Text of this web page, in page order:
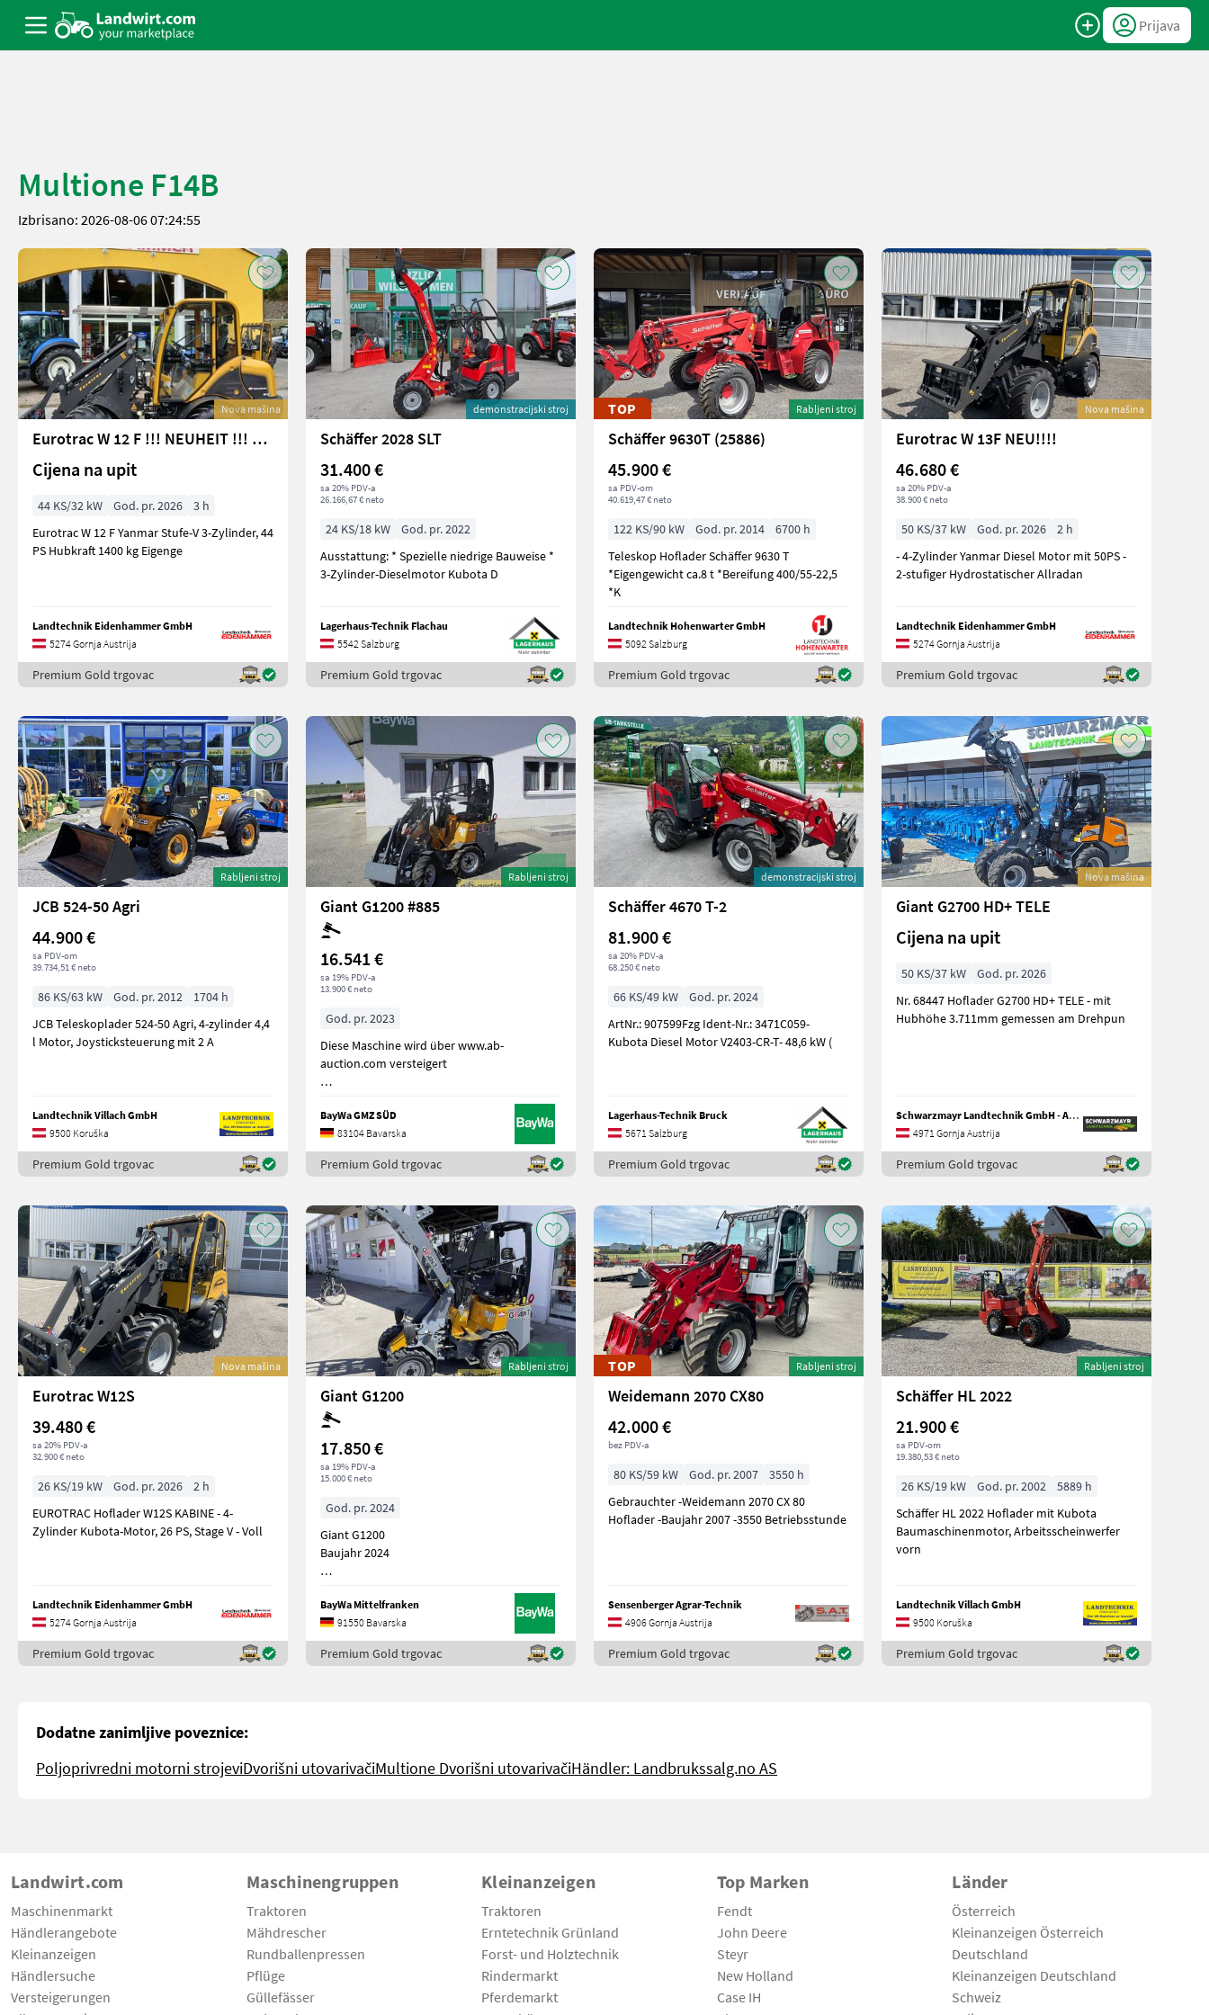
Prijava
Multione F14B
Izbrisano: 2026-08-06 07:24:55
Nova mašina
Eurotrac W 12 F !!! NEUHEIT !!! Prompt Verfügbar
Cijena na upit
44 KS/32 kW God. pr. 2026
3 h
Eurotrac W 12 F Yanmar Stufe-V 3-Zylinder, 44
PS Hubkraft 1400 kg Eigenge
Landtechnik Eidenhammer GmbH
5274 Gornja Austrija
Premium Gold trgovac
demonstracijski stroj
Schäffer 2028 SLT
31.400 €
sa 20% PDV-a
26.166,67 € neto
24 KS/18 kW
God. pr. 2022
Ausstattung: * Spezielle niedrige Bauweise *
3-Zylinder-Dieselmotor Kubota D
Lagerhaus-Technik Flachau
5542 Salzburg
Premium Gold trgovac
TOP Rabljeni stroj
Schäffer 9630T (25886)
45.900 €
sa PDV-om
40.619,47 € neto
122 KS/90 kW God. pr. 2014
6700 h
Teleskop Hoflader Schäffer 9630 T
*Eigengewicht ca.8 t *Bereifung 400/55-22,5
*K
Landtechnik Hohenwarter GmbH
5092 Salzburg
Premium Gold trgovac
Nova mašina
Eurotrac W 13F NEU!!!!
46.680 €
sa 20% PDV-a
38.900 € neto
50 KS/37 kW God. pr. 2026
2 h
- 4-Zylinder Yanmar Diesel Motor mit 50PS -
2-stufiger Hydrostatischer Allradan
Landtechnik Eidenhammer GmbH
5274 Gornja Austrija
Premium Gold trgovac
Rabljeni stroj
JCB 524-50 Agri
44.900 €
sa PDV-om
39.734,51 € neto
86 KS/63 kW God. pr. 2012
1704 h
JCB Teleskoplader 524-50 Agri, 4-zylinder 4,4
l Motor, Joysticksteuerung mit 2 A
Landtechnik Villach GmbH
9500 Koruška
Premium Gold trgovac
Rabljeni stroj
Giant G1200 #885
16.541 €
sa 19% PDV-a
13.900 € neto
God. pr. 2023
Diese Maschine wird über www.ab-
auction.com versteigert
BayWa GMZ SÜD
83104 Bavarska
Premium Gold trgovac
demonstracijski stroj
Schäffer 4670 T-2
81.900 €
sa 20% PDV-a
68.250 € neto
66 KS/49 kW
God. pr. 2024
ArtNr.: 907599Fzg Ident-Nr.: 3471C059-
Kubota Diesel Motor V2403-CR-T- 48,6 kW (
Lagerhaus-Technik Bruck
5671 Salzburg
Premium Gold trgovac
Nova mašina
Giant G2700 HD+ TELE
Cijena na upit
50 KS/37 kW
God. pr. 2026
Nr. 68447 Hoflader G2700 HD+ TELE - mit
Hubhöhe 3.711mm gemessen am Drehpun
Schwarzmayr Landtechnik GmbH - Aurolzmünster
4971 Gornja Austrija
Premium Gold trgovac
Nova mašina
Eurotrac W12S
39.480 €
sa 20% PDV-a
32.900 € neto
26 KS/19 kW God. pr. 2026
2 h
EUROTRAC Hoflader W12S KABINE - 4-
Zylinder Kubota-Motor, 26 PS, Stage V - Voll
Landtechnik Eidenhammer GmbH
5274 Gornja Austrija
Premium Gold trgovac
Rabljeni stroj
Giant G1200
17.850 €
sa 19% PDV-a
15.000 € neto
God. pr. 2024
Giant G1200
Baujahr 2024
1 1X ARBEITSSCHEINW
BayWa Mittelfranken
91550 Bavarska
Premium Gold trgovac
TOP Rabljeni stroj
Weidemann 2070 CX80
42.000 €
bez PDV-a
80 KS/59 kW God. pr. 2007
3550 h
Gebrauchter -Weidemann 2070 CX 80
Hoflader -Baujahr 2007 -3550 Betriebsstunde
Sensenberger Agrar-Technik
4906 Gornja Austrija
Premium Gold trgovac
Rabljeni stroj
Schäffer HL 2022
21.900 €
sa PDV-om
19.380,53 € neto
26 KS/19 kW God. pr. 2002
5889 h
Schäffer HL 2022 Hoflader mit Kubota
Baumaschinenmotor, Arbeitsscheinwerfer
vorn
Landtechnik Villach GmbH
9500 Koruška
Premium Gold trgovac
Dodatne zanimljive poveznice:
Poljoprivredni motorni strojeviDvorišni utovarivačiMultione Dvorišni utovarivačiHändler: Landbrukssalg.no AS
Landwirt.com
Maschinenmarkt
Händlerangebote
Kleinanzeigen
Händlersuche
Versteigerungen
Maschinengruppen
Traktoren
Mähdrescher
Rundballenpressen
Pflüge
Güllefässer
Kleinanzeigen
Traktoren
Erntetechnik Grünland
Forst- und Holztechnik
Rindermarkt
Pferdemarkt
Top Marken
Fendt
John Deere
Steyr
New Holland
Case IH
Länder
Österreich
Kleinanzeigen Österreich
Deutschland
Kleinanzeigen Deutschland
Schweiz